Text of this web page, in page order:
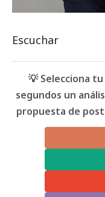
Escuchar
💡 Selecciona
segundos un
propuesta de